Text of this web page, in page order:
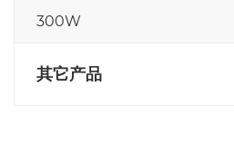
300W
其它产品